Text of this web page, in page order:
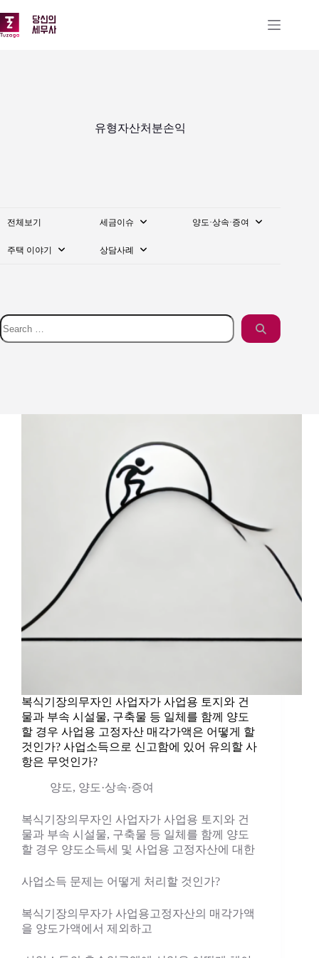
문
으
유형자산처분손익
전체보기 세금이슈 양도·상속·증여
주택 이야기 상담사례
복식기장의무자인 사업자가 사업용 토지와 건
물과 부속 시설물, 구축물 등 일체를 함께 양도
할 경우 사업용 고정자산 매각가액은 어떻게 할
것인가? 사업소득으로 신고함에 있어 유의할 사
항은 무엇인가?
양도, 양도·상속·증여
복식기장의무자인 사업자가 사업용 토지와 건
물과 부속 시설물, 구축물 등 일체를 함께 양도
할 경우 양도소득세 및 사업용 고정자산에 대한
사업소득 문제는 어떻게 처리할 것인가?
복식기장의무자가 사업용고정자산의 매각가액
을 양도가액에서 제외하고